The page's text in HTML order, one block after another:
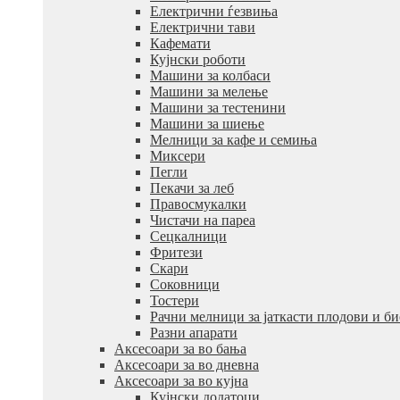
Електрични ѓезвиња
Електрични тави
Кафемати
Кујнски роботи
Машини за колбаси
Машини за мелење
Машини за тестенини
Машини за шиење
Мелници за кафе и семиња
Миксери
Пегли
Пекачи за леб
Правосмукалки
Чистачи на пареа
Сецкалници
Фритези
Скари
Соковници
Тостери
Рачни мелници за јаткасти плодови и
Разни апарати
Аксесоари за во бања
Аксесоари за во дневна
Аксесоари за во кујна
Кујнски додатоци